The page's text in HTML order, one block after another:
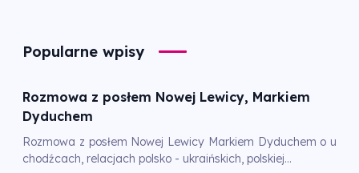
Popularne wpisy
Rozmowa z posłem Nowej Lewicy, Markiem
Dyduchem
Rozmowa z posłem Nowej Lewicy Markiem Dyduchem o u
chodźcach, relacjach polsko - ukraińskich, polskiej...